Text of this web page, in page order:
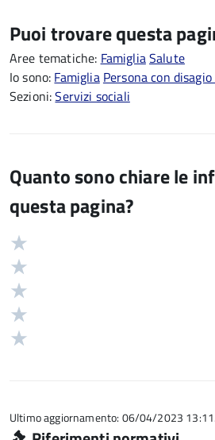
Puoi trovare questa
Aree tematiche: FamigliaSalute
Io sono: Famiglia Persona con
Sezioni:Servizi sociali
Quanto sono chiare le
questa pagina?
Valutazione
5
Ultimo aggiornamento: 06/04/2023